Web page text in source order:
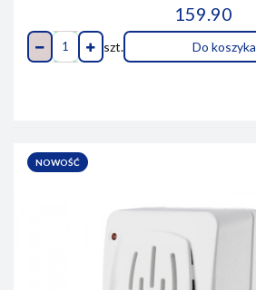
159.90
szt. Do koszyka
NOWOŚĆ